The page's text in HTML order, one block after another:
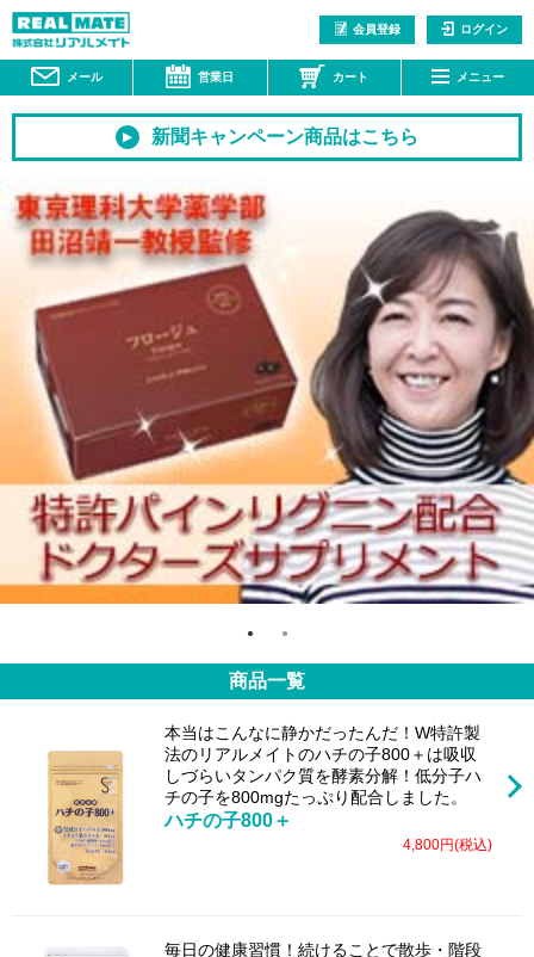
会員登録 ログイン
メール 営業日 カート メニュー
新聞キャンペーン商品はこちら
● ●
商品一覧
本当はこんなに静かだったんだ！W特許製
法のリアルメイトのハチの子800＋は吸収
しづらいタンパク質を酵素分解！低分子ハ
チの子を800mgたっぷり配合しました。
ハチの子800＋
4,800円(税込)
毎日の健康習慣！続けることで散歩・階段